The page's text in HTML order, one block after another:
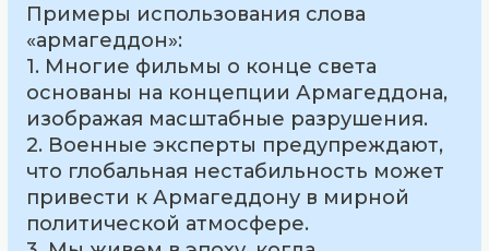
Примеры использования слова
«армагеддон»:
1. Многие фильмы о конце света
основаны на концепции Армагеддона,
изображая масштабные разрушения.
2. Военные эксперты предупреждают,
что глобальная нестабильность может
привести к Армагеддону в мирной
политической атмосфере.